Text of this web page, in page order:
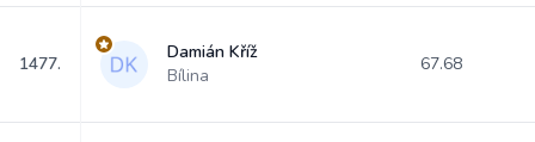
1477.
Damián Kříž
Bílina
67.68